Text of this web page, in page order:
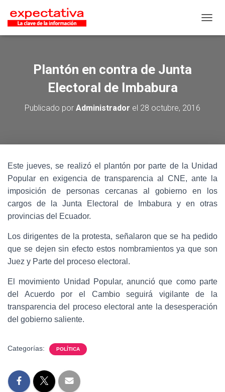
Plantón en contra de Junta
Electoral de Imbabura
Publicado por Administrador el 28 octubre, 2016
Este jueves, se realizó el plantón por parte de la Unidad
Popular en exigencia de transparencia al CNE, ante la
imposición de personas cercanas al gobierno en los
cargos de la Junta Electoral de Imbabura y en otras
provincias del Ecuador.
Los dirigentes de la protesta, señalaron que se ha pedido
que se dejen sin efecto estos nombramientos ya que son
Juez y Parte del proceso electoral.
El movimiento Unidad Popular, anunció que como parte
del Acuerdo por el Cambio seguirá vigilante de la
transparencia del proceso electoral ante la desesperación
del gobierno saliente.
Categorías: POLÍTICA